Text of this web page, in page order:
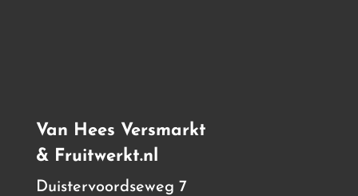
Van Hees Versmarkt
& Fruitwerkt.nl
Duistervoordseweg 7